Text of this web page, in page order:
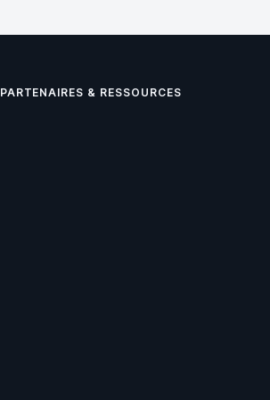
PARTENAIRES & RESSOURCES